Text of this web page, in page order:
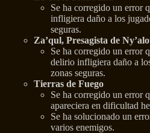
Se ha corregido un error
infligiera daño a los
seguras.
Za’qul, Presagista de
Se ha corregido un error
delirio infligiera daño a
zonas seguras.
Tierras de Fuego
Se ha corregido un error
apareciera en dificultad
Se ha solucionado un
varios enemigos.